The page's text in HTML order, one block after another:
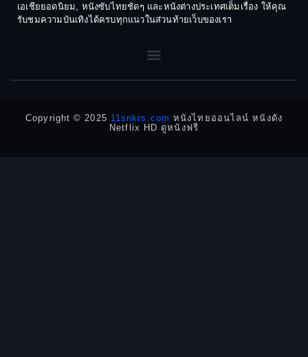
Dark Comedy ตลกร้าย
DC
Detective
Detective สืบสวน
1968
1964
เอเชียยอดนิยม, หนังซับไทยชัดๆ และหนังต่างประเทศเต็มเรื่อง ให้คุณ
รับชมความบันเทิงได้ครบทุกแนวในส่วนท้ายเว็บของเรา
Copyright © 2025 11snkrs.com หนังไทยออนไลน์ หนังดัง
Netflix HD ดูหนังฟรี